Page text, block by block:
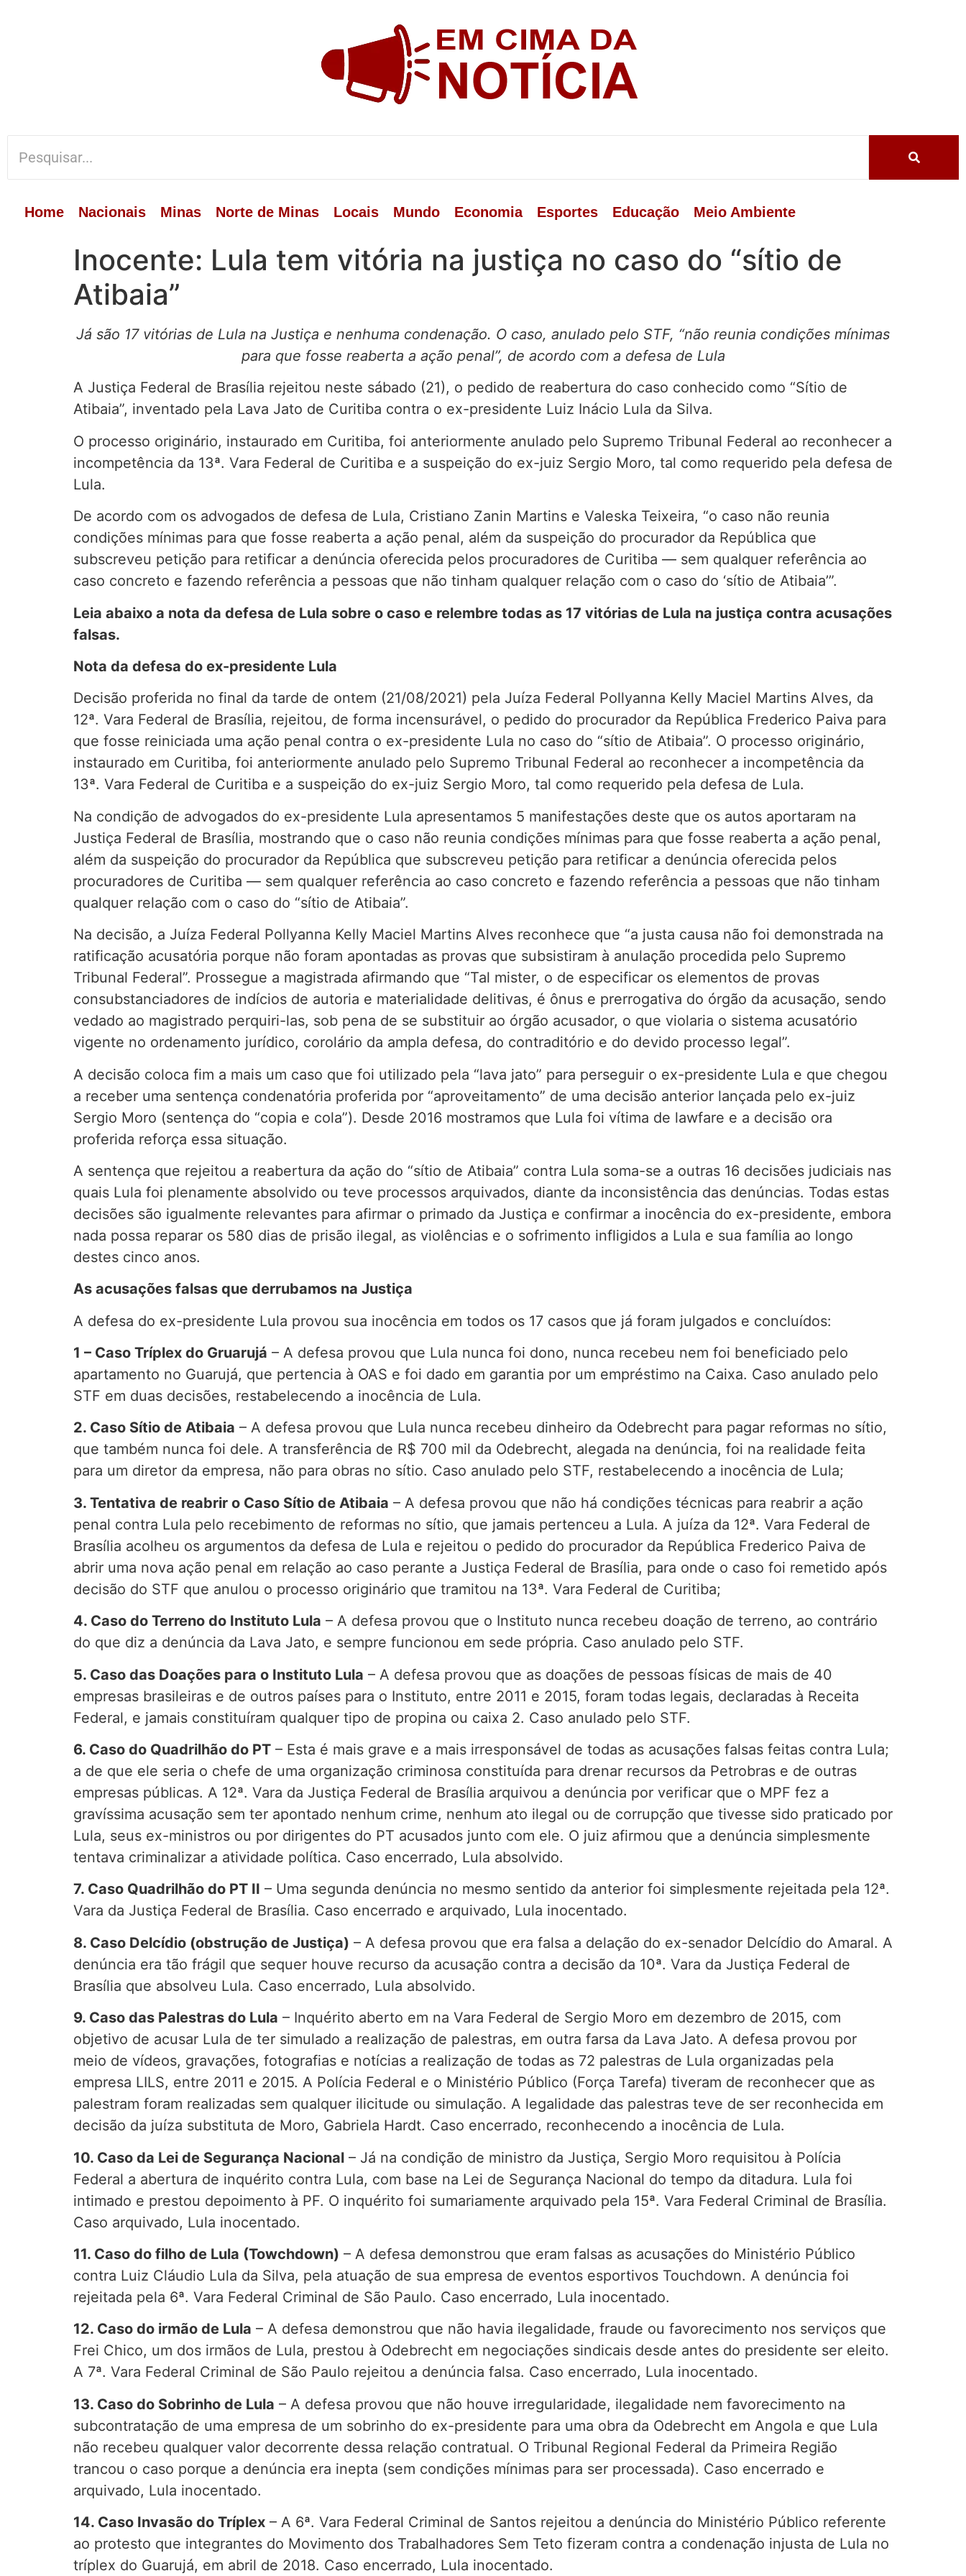
Home Nacionais Minas Norte de Minas Locais Mundo Economia Esportes Educação Meio Ambiente
Inocente: Lula tem vitória na justiça no caso do “sítio de
Atibaia”
Já são 17 vitórias de Lula na Justiça e nenhuma condenação. O caso, anulado pelo STF, “não reunia condições mínimas
para que fosse reaberta a ação penal”, de acordo com a defesa de Lula
A Justiça Federal de Brasília rejeitou neste sábado (21), o pedido de reabertura do caso conhecido como “Sítio de
Atibaia”, inventado pela Lava Jato de Curitiba contra o ex-presidente Luiz Inácio Lula da Silva.
O processo originário, instaurado em Curitiba, foi anteriormente anulado pelo Supremo Tribunal Federal ao reconhecer a
incompetência da 13ª. Vara Federal de Curitiba e a suspeição do ex-juiz Sergio Moro, tal como requerido pela defesa de
Lula.
De acordo com os advogados de defesa de Lula, Cristiano Zanin Martins e Valeska Teixeira, “o caso não reunia
condições mínimas para que fosse reaberta a ação penal, além da suspeição do procurador da República que
subscreveu petição para retificar a denúncia oferecida pelos procuradores de Curitiba — sem qualquer referência ao
caso concreto e fazendo referência a pessoas que não tinham qualquer relação com o caso do ‘sítio de Atibaia’”.
Leia abaixo a nota da defesa de Lula sobre o caso e relembre todas as 17 vitórias de Lula na justiça contra acusações
falsas.
Nota da defesa do ex-presidente Lula
Decisão proferida no final da tarde de ontem (21/08/2021) pela Juíza Federal Pollyanna Kelly Maciel Martins Alves, da
12ª. Vara Federal de Brasília, rejeitou, de forma incensurável, o pedido do procurador da República Frederico Paiva para
que fosse reiniciada uma ação penal contra o ex-presidente Lula no caso do “sítio de Atibaia”. O processo originário,
instaurado em Curitiba, foi anteriormente anulado pelo Supremo Tribunal Federal ao reconhecer a incompetência da
13ª. Vara Federal de Curitiba e a suspeição do ex-juiz Sergio Moro, tal como requerido pela defesa de Lula.
Na condição de advogados do ex-presidente Lula apresentamos 5 manifestações deste que os autos aportaram na
Justiça Federal de Brasília, mostrando que o caso não reunia condições mínimas para que fosse reaberta a ação penal,
além da suspeição do procurador da República que subscreveu petição para retificar a denúncia oferecida pelos
procuradores de Curitiba — sem qualquer referência ao caso concreto e fazendo referência a pessoas que não tinham
qualquer relação com o caso do “sítio de Atibaia”.
Na decisão, a Juíza Federal Pollyanna Kelly Maciel Martins Alves reconhece que “a justa causa não foi demonstrada na
ratificação acusatória porque não foram apontadas as provas que subsistiram à anulação procedida pelo Supremo
Tribunal Federal”. Prossegue a magistrada afirmando que “Tal mister, o de especificar os elementos de provas
consubstanciadores de indícios de autoria e materialidade delitivas, é ônus e prerrogativa do órgão da acusação, sendo
vedado ao magistrado perquiri-las, sob pena de se substituir ao órgão acusador, o que violaria o sistema acusatório
vigente no ordenamento jurídico, corolário da ampla defesa, do contraditório e do devido processo legal”.
A decisão coloca fim a mais um caso que foi utilizado pela “lava jato” para perseguir o ex-presidente Lula e que chegou
a receber uma sentença condenatória proferida por “aproveitamento” de uma decisão anterior lançada pelo ex-juiz
Sergio Moro (sentença do “copia e cola”). Desde 2016 mostramos que Lula foi vítima de lawfare e a decisão ora
proferida reforça essa situação.
A sentença que rejeitou a reabertura da ação do “sítio de Atibaia” contra Lula soma-se a outras 16 decisões judiciais nas
quais Lula foi plenamente absolvido ou teve processos arquivados, diante da inconsistência das denúncias. Todas estas
decisões são igualmente relevantes para afirmar o primado da Justiça e confirmar a inocência do ex-presidente, embora
nada possa reparar os 580 dias de prisão ilegal, as violências e o sofrimento infligidos a Lula e sua família ao longo
destes cinco anos.
As acusações falsas que derrubamos na Justiça
A defesa do ex-presidente Lula provou sua inocência em todos os 17 casos que já foram julgados e concluídos:
1 – Caso Tríplex do Gruarujá – A defesa provou que Lula nunca foi dono, nunca recebeu nem foi beneficiado pelo
apartamento no Guarujá, que pertencia à OAS e foi dado em garantia por um empréstimo na Caixa. Caso anulado pelo
STF em duas decisões, restabelecendo a inocência de Lula.
2. Caso Sítio de Atibaia – A defesa provou que Lula nunca recebeu dinheiro da Odebrecht para pagar reformas no sítio,
que também nunca foi dele. A transferência de R$ 700 mil da Odebrecht, alegada na denúncia, foi na realidade feita
para um diretor da empresa, não para obras no sítio. Caso anulado pelo STF, restabelecendo a inocência de Lula;
3. Tentativa de reabrir o Caso Sítio de Atibaia – A defesa provou que não há condições técnicas para reabrir a ação
penal contra Lula pelo recebimento de reformas no sítio, que jamais pertenceu a Lula. A juíza da 12ª. Vara Federal de
Brasília acolheu os argumentos da defesa de Lula e rejeitou o pedido do procurador da República Frederico Paiva de
abrir uma nova ação penal em relação ao caso perante a Justiça Federal de Brasília, para onde o caso foi remetido após
decisão do STF que anulou o processo originário que tramitou na 13ª. Vara Federal de Curitiba;
4. Caso do Terreno do Instituto Lula – A defesa provou que o Instituto nunca recebeu doação de terreno, ao contrário
do que diz a denúncia da Lava Jato, e sempre funcionou em sede própria. Caso anulado pelo STF.
5. Caso das Doações para o Instituto Lula – A defesa provou que as doações de pessoas físicas de mais de 40
empresas brasileiras e de outros países para o Instituto, entre 2011 e 2015, foram todas legais, declaradas à Receita
Federal, e jamais constituíram qualquer tipo de propina ou caixa 2. Caso anulado pelo STF.
6. Caso do Quadrilhão do PT – Esta é mais grave e a mais irresponsável de todas as acusações falsas feitas contra Lula;
a de que ele seria o chefe de uma organização criminosa constituída para drenar recursos da Petrobras e de outras
empresas públicas. A 12ª. Vara da Justiça Federal de Brasília arquivou a denúncia por verificar que o MPF fez a
gravíssima acusação sem ter apontado nenhum crime, nenhum ato ilegal ou de corrupção que tivesse sido praticado por
Lula, seus ex-ministros ou por dirigentes do PT acusados junto com ele. O juiz afirmou que a denúncia simplesmente
tentava criminalizar a atividade política. Caso encerrado, Lula absolvido.
7. Caso Quadrilhão do PT II – Uma segunda denúncia no mesmo sentido da anterior foi simplesmente rejeitada pela 12ª.
Vara da Justiça Federal de Brasília. Caso encerrado e arquivado, Lula inocentado.
8. Caso Delcídio (obstrução de Justiça) – A defesa provou que era falsa a delação do ex-senador Delcídio do Amaral. A
denúncia era tão frágil que sequer houve recurso da acusação contra a decisão da 10ª. Vara da Justiça Federal de
Brasília que absolveu Lula. Caso encerrado, Lula absolvido.
9. Caso das Palestras do Lula – Inquérito aberto em na Vara Federal de Sergio Moro em dezembro de 2015, com
objetivo de acusar Lula de ter simulado a realização de palestras, em outra farsa da Lava Jato. A defesa provou por
meio de vídeos, gravações, fotografias e notícias a realização de todas as 72 palestras de Lula organizadas pela
empresa LILS, entre 2011 e 2015. A Polícia Federal e o Ministério Público (Força Tarefa) tiveram de reconhecer que as
palestram foram realizadas sem qualquer ilicitude ou simulação. A legalidade das palestras teve de ser reconhecida em
decisão da juíza substituta de Moro, Gabriela Hardt. Caso encerrado, reconhecendo a inocência de Lula.
10. Caso da Lei de Segurança Nacional – Já na condição de ministro da Justiça, Sergio Moro requisitou à Polícia
Federal a abertura de inquérito contra Lula, com base na Lei de Segurança Nacional do tempo da ditadura. Lula foi
intimado e prestou depoimento à PF. O inquérito foi sumariamente arquivado pela 15ª. Vara Federal Criminal de Brasília.
Caso arquivado, Lula inocentado.
11. Caso do filho de Lula (Towchdown) – A defesa demonstrou que eram falsas as acusações do Ministério Público
contra Luiz Cláudio Lula da Silva, pela atuação de sua empresa de eventos esportivos Touchdown. A denúncia foi
rejeitada pela 6ª. Vara Federal Criminal de São Paulo. Caso encerrado, Lula inocentado.
12. Caso do irmão de Lula – A defesa demonstrou que não havia ilegalidade, fraude ou favorecimento nos serviços que
Frei Chico, um dos irmãos de Lula, prestou à Odebrecht em negociações sindicais desde antes do presidente ser eleito.
A 7ª. Vara Federal Criminal de São Paulo rejeitou a denúncia falsa. Caso encerrado, Lula inocentado.
13. Caso do Sobrinho de Lula – A defesa provou que não houve irregularidade, ilegalidade nem favorecimento na
subcontratação de uma empresa de um sobrinho do ex-presidente para uma obra da Odebrecht em Angola e que Lula
não recebeu qualquer valor decorrente dessa relação contratual. O Tribunal Regional Federal da Primeira Região
trancou o caso porque a denúncia era inepta (sem condições mínimas para ser processada). Caso encerrado e
arquivado, Lula inocentado.
14. Caso Invasão do Tríplex – A 6ª. Vara Federal Criminal de Santos rejeitou a denúncia do Ministério Público referente
ao protesto que integrantes do Movimento dos Trabalhadores Sem Teto fizeram contra a condenação injusta de Lula no
tríplex do Guarujá, em abril de 2018. Caso encerrado, Lula inocentado.